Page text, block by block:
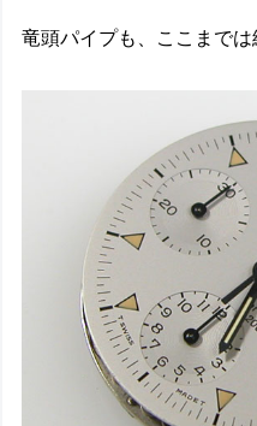
竜頭パイプも、ここまでは